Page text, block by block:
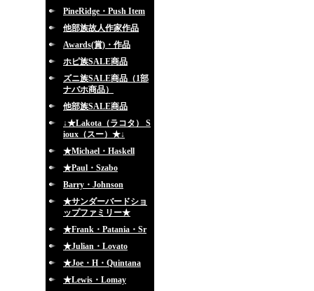
PineRidge・Push Item
他部族故人作家作品
Awards(賞)・作品
ホピ族SALE商品
ズニ族SALE商品（1部
ナバホ商品）
他部族SALE商品
↓★Lakota（ラコタ） S
ioux（スー）★↓
★Michael・Haskell
★Paul・Szabo
Barry・Johnson
★サンダーバードショ
ップファミリー★
★Frank・Patania・Sr
★Julian・Lovato
★Joe・H・Quintana
★Lewis・Lomay